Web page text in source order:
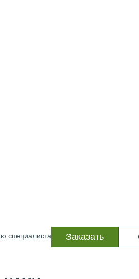
Заказать
специалиста